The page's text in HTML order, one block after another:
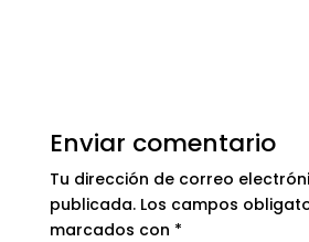
Enviar comentario
Tu dirección de correo
publicada. Los campos
marcados con *